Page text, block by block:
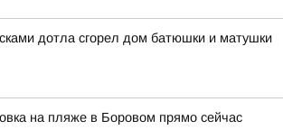
дотла сгорел дом батюшки и матушки
на пляже в Боровом прямо сейчас